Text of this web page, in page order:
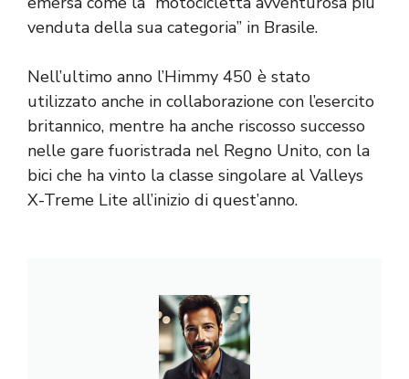
venduta della sua categoria” in Brasile.
Nell’ultimo anno l’Himmy 450 è stato
utilizzato anche in collaborazione con l’esercito
britannico, mentre ha anche riscosso successo
nelle gare fuoristrada nel Regno Unito, con la
bici che ha vinto la classe singolare al Valleys
X-Treme Lite all’inizio di quest’anno.